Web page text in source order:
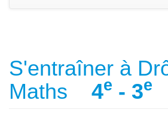
S'entraîner à
Maths
4e - 3e